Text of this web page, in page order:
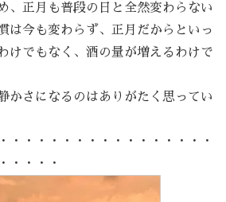
、正月も普段の日と全然変わらない
は今も変わらず、正月だからといっ
けでもなく、酒の量が増えるわけで
かさになるのはありがたく思ってい
・・・・・・・・・・・・・・・・
・・・・